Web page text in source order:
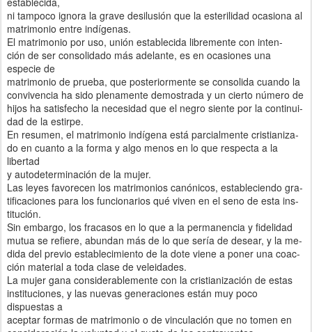
ni tampoco ignora la grave desilusión que la esterilidad ocasiona al
matrimonio entre indígenas.
El matrimonio por uso, unión establecida libremente con inten-
ción de ser consolidado más adelante, es en ocasiones una
especie de
matrimonio de prueba, que posteriormente se consolida cuando la
convivencia ha sido plenamente demostrada y un cierto número de
hijos ha satisfecho la necesidad que el negro siente por la continui-
dad de la estirpe.
En resumen, el matrimonio indígena está parcialmente cristianiza-
do en cuanto a la forma y algo menos en lo que respecta a la
libertad
y autodeterminación de la mujer.
Las leyes favorecen los matrimonios canónicos, estableciendo gra-
tificaciones para los funcionarios qué viven en el seno de esta ins-
titución.
Sin embargo, los fracasos en lo que a la permanencia y fidelidad
mutua se refiere, abundan más de lo que sería de desear, y la me-
dida del previo establecimiento de la dote viene a poner una coac-
ción material a toda clase de veleidades.
La mujer gana considerablemente con la cristianización de estas
instituciones, y las nuevas generaciones están muy poco
dispuestas a
aceptar formas de matrimonio o de vinculación que no tomen en